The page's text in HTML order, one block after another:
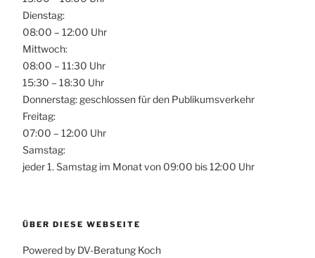
Dienstag:
08:00 – 12:00 Uhr
Mittwoch:
08:00 – 11:30 Uhr
15:30 – 18:30 Uhr
Donnerstag: geschlossen für den Publikumsverkehr
Freitag:
07:00 – 12:00 Uhr
Samstag:
jeder 1. Samstag im Monat von 09:00 bis 12:00 Uhr
ÜBER DIESE WEBSEITE
Powered by DV-Beratung Koch